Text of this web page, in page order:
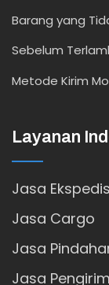
Barang yang
Sebelum
Metode Kirim
Layanan
Jasa
Jasa Cargo
Jasa
Jasa